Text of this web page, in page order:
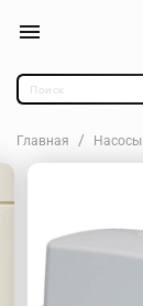
Главная Насосы